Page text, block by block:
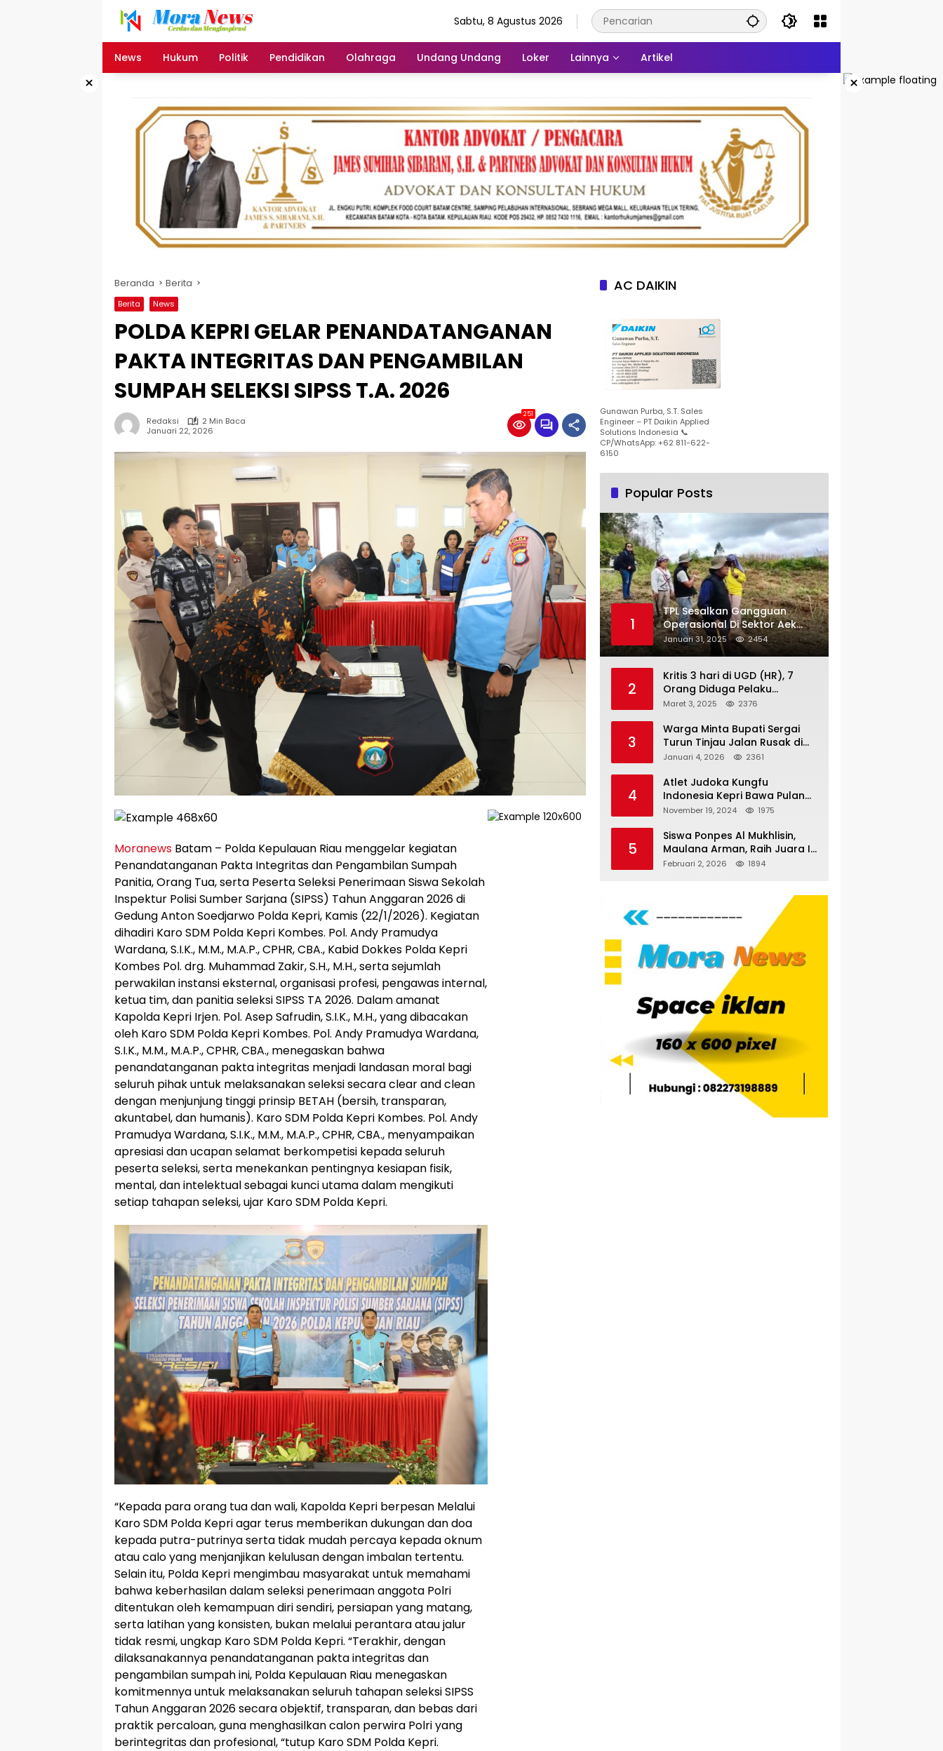
Sabtu, 8 Agustus 2026
News Hukum Politik Pendidikan Olahraga Undang Undang Loker Lainnya Artikel
× ×
Beranda Berita
Berita News
POLDA KEPRI GELAR PENANDATANGANAN
PAKTA INTEGRITAS DAN PENGAMBILAN
SUMPAH SELEKSI SIPSS T.A. 2026
Redaksi
2 Min Baca
Januari 22, 2026
251
Moranews Batam – Polda Kepulauan Riau menggelar kegiatan
Penandatanganan Pakta Integritas dan Pengambilan Sumpah
Panitia, Orang Tua, serta Peserta Seleksi Penerimaan Siswa Sekolah
Inspektur Polisi Sumber Sarjana (SIPSS) Tahun Anggaran 2026 di
Gedung Anton Soedjarwo Polda Kepri, Kamis (22/1/2026). Kegiatan
dihadiri Karo SDM Polda Kepri Kombes. Pol. Andy Pramudya
Wardana, S.I.K., M.M., M.A.P., CPHR, CBA., Kabid Dokkes Polda Kepri
Kombes Pol. drg. Muhammad Zakir, S.H., M.H., serta sejumlah
perwakilan instansi eksternal, organisasi profesi, pengawas internal,
ketua tim, dan panitia seleksi SIPSS TA 2026. Dalam amanat
Kapolda Kepri Irjen. Pol. Asep Safrudin, S.I.K., M.H., yang dibacakan
oleh Karo SDM Polda Kepri Kombes. Pol. Andy Pramudya Wardana,
S.I.K., M.M., M.A.P., CPHR, CBA., menegaskan bahwa
penandatanganan pakta integritas menjadi landasan moral bagi
seluruh pihak untuk melaksanakan seleksi secara clear and clean
dengan menjunjung tinggi prinsip BETAH (bersih, transparan,
akuntabel, dan humanis). Karo SDM Polda Kepri Kombes. Pol. Andy
Pramudya Wardana, S.I.K., M.M., M.A.P., CPHR, CBA., menyampaikan
apresiasi dan ucapan selamat berkompetisi kepada seluruh
peserta seleksi, serta menekankan pentingnya kesiapan fisik,
mental, dan intelektual sebagai kunci utama dalam mengikuti
setiap tahapan seleksi, ujar Karo SDM Polda Kepri.
“Kepada para orang tua dan wali, Kapolda Kepri berpesan Melalui
Karo SDM Polda Kepri agar terus memberikan dukungan dan doa
kepada putra-putrinya serta tidak mudah percaya kepada oknum
atau calo yang menjanjikan kelulusan dengan imbalan tertentu.
Selain itu, Polda Kepri mengimbau masyarakat untuk memahami
bahwa keberhasilan dalam seleksi penerimaan anggota Polri
ditentukan oleh kemampuan diri sendiri, persiapan yang matang,
serta latihan yang konsisten, bukan melalui perantara atau jalur
tidak resmi, ungkap Karo SDM Polda Kepri. “Terakhir, dengan
dilaksanakannya penandatanganan pakta integritas dan
pengambilan sumpah ini, Polda Kepulauan Riau menegaskan
komitmennya untuk melaksanakan seluruh tahapan seleksi SIPSS
Tahun Anggaran 2026 secara objektif, transparan, dan bebas dari
praktik percaloan, guna menghasilkan calon perwira Polri yang
berintegritas dan profesional, “tutup Karo SDM Polda Kepri.
AC DAIKIN
Gunawan Purba, S.T. Sales
Engineer – PT Daikin Applied
Solutions Indonesia 📞
CP/WhatsApp: +62 811-622-
6150
Popular Posts
1
TPL Sesalkan Gangguan
Operasional Di Sektor Aek
Nauli
Januari 31, 2025 2454
2
Kritis 3 hari di UGD (HR), 7
Orang Diduga Pelaku
Pengeroyokan di Lift KTV
Kantor Hukum JAP
Pertanyakan Kinerja Polresta
Tanjungpinang
Maret 3, 2025 2376
3
Warga Minta Bupati Sergai
Turun Tinjau Jalan Rusak di
Dusun 4 Desa Sei Periuk
Januari 4, 2026 2361
4
Atlet Judoka Kungfu
Indonesia Kepri Bawa Pulang
11 Medali Pra Fornas bogor, 3
November 19, 2024 1975
5
Siswa Ponpes Al Mukhlisin,
Maulana Arman, Raih Juara I
Taekwondo Junior Putra di
Februari 2, 2026 1894